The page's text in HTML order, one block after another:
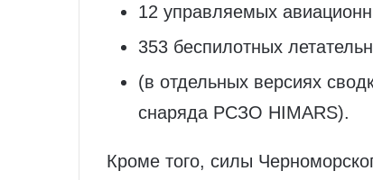
12 управляемых
353 беспилотных
(в отдельных версиях
снаряда РСЗО HIMARS).
Кроме того, силы